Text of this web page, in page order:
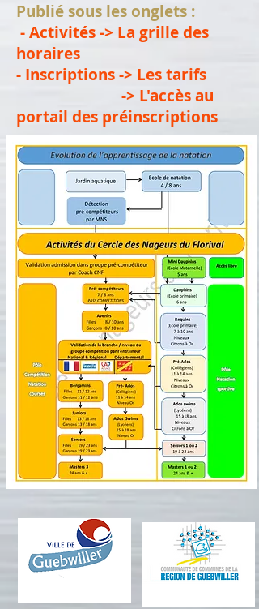
Publié sous les onglets :
- Activités -> La grille des
horaires
- Inscriptions -> Les tarifs
-> L'accès au
portail des préinscriptions